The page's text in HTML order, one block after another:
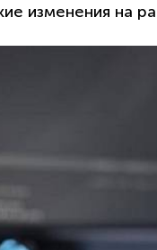
изменения на